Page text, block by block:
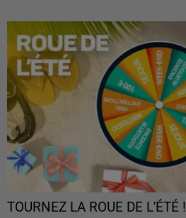
TOURNEZ LA ROUE DE L'ÉTÉ !